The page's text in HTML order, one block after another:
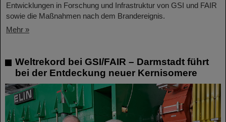
Entwicklungen in Forschung und Infrastruktur von GSI und FAIR
sowie die Maßnahmen nach dem Brandereignis.
Mehr »
Weltrekord bei GSI/FAIR – Darmstadt führt
bei der Entdeckung neuer Kernisomere